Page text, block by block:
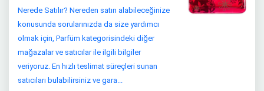
Nerede Satılır? Nereden satın alabileceğinize
konusunda sorularınızda da size yardımcı
olmak için, Parfüm kategorisindeki diğer
mağazalar ve satıcılar ile ilgili bilgiler
veriyoruz. En hızlı teslimat süreçleri sunan
satıcıları bulabilirsiniz ve gara...